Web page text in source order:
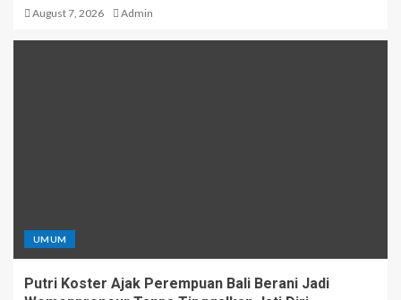
August 7, 2026 Admin
UMUM
Putri Koster Ajak Perempuan Bali Berani Jadi